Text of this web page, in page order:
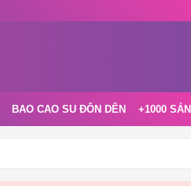
BAO CAO SU ĐÔN DÊN +1000